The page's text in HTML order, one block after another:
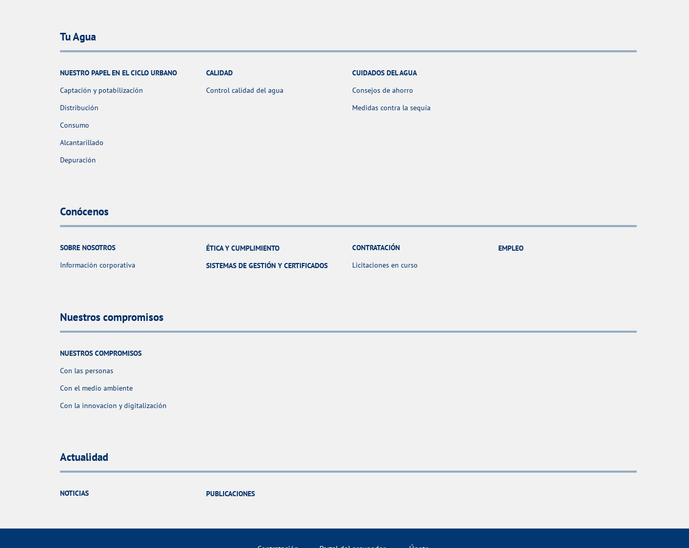
Tu Agua
NUESTRO PAPEL EN EL CICLO URBANO
Captación y potabilización
Distribución
Consumo
Alcantarillado
Depuración
CALIDAD
Control calidad del agua
CUIDADOS DEL AGUA
Consejos de ahorro
Medidas contra la sequía
Conócenos
SOBRE NOSOTROS
Información corporativa
ÉTICA Y CUMPLIMIENTO
SISTEMAS DE GESTIÓN Y CERTIFICADOS
CONTRATACIÓN
Licitaciones en curso
EMPLEO
Nuestros compromisos
NUESTROS COMPROMISOS
Con las personas
Con el medio ambiente
Con la innovacion y digitalización
Actualidad
NOTICIAS PUBLICACIONES